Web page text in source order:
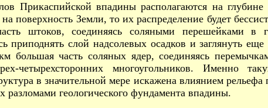
Прикаспийской впадины располагаются на глубине
поверхность Земли, то их распределение будет
штоков, соединяясь соляными перешейками в
приподнять слой надсолевых осадков и заглянуть
большая часть соляных ядер, соединяясь
четырехсторонних многоугольников. Именно
в значительной мере искажена влиянием рельефа
геологического фундамента впадины.